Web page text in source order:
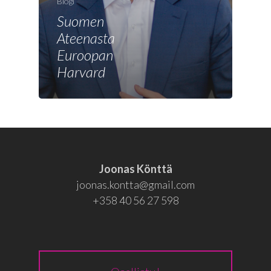
Suomen
Ateenasta
Euroopan
Harvard
Joonas Könttä
joonas.kontta@gmail.com
+358 40 56 27 598
Vaalit
EN
RU